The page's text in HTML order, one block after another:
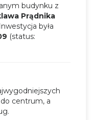
budynku z
Prądnika
była
(status:
do centrum, a